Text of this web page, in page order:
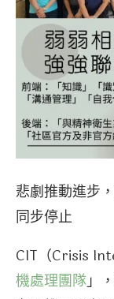
悲劇推動進步
同步停止
CIT（Crisis
機處理團隊」